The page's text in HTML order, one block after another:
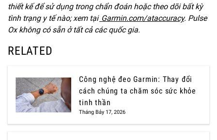
thiết kế để sử dụng trong chẩn đoán hoặc theo dõi bất kỳ
tình trạng y tế nào; xem tại Garmin.com/ataccuracy. Pulse
Ox không có sẵn ở tất cả các quốc gia.
RELATED
Công nghệ đeo Garmin: Thay đổi
cách chúng ta chăm sóc sức khỏe
tinh thần
Tháng Bảy 17, 2026